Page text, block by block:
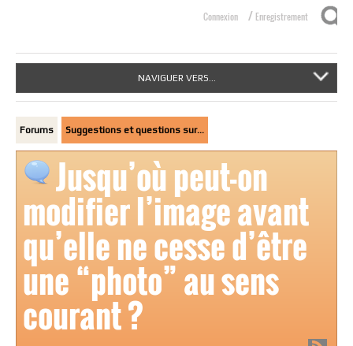
Connexion / Enregistrement
NAVIGUER VERS...
Forums Suggestions et questions sur…
Jusqu’où peut-on
modifier l’image avant
qu’elle ne cesse d’être
une “photo” au sens
courant ?